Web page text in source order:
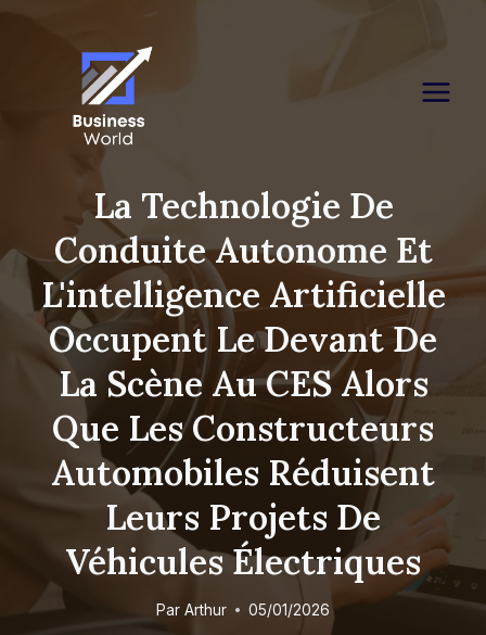
La Technologie De
Conduite Autonome Et
L'intelligence Artificielle
Occupent Le Devant De
La Scène Au CES Alors
Que Les Constructeurs
Automobiles Réduisent
Leurs Projets De
Véhicules Électriques
Par Arthur 05/01/2026